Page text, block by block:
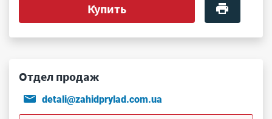
Купить
Отдел продаж
detali@zahidprylad.com.ua